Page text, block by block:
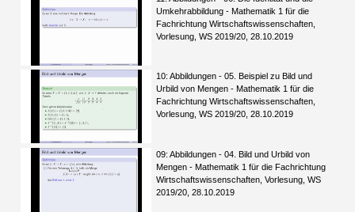
Umkehrabbildung - Mathematik 1 für die
Fachrichtung Wirtschaftswissenschaften,
Vorlesung, WS 2019/20, 28.10.2019
10: Abbildungen - 05. Beispiel zu Bild und
Urbild von Mengen - Mathematik 1 für die
Fachrichtung Wirtschaftswissenschaften,
Vorlesung, WS 2019/20, 28.10.2019
09: Abbildungen - 04. Bild und Urbild von
Mengen - Mathematik 1 für die Fachrichtung
Wirtschaftswissenschaften, Vorlesung, WS
2019/20, 28.10.2019